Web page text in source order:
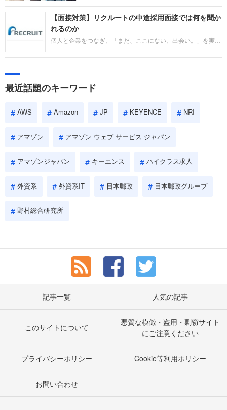
パーソンが利用する企業口コミサイト「キャリコ
ネ」の転職エージェントがお勧めするイチオシ企業
IBMです。採用面接対策の企業研究にご活用くださ
い。
【面接対策】リクルートの中途採用面接では何を聞か
れるのか
個人と企業をつなぎ、「まだ、ここにない、出会い。」を実現
やこれまでの成果を具体的に問われるほか、「人間性」も評価
しょう。
最近話題のキーワード
AWS Amazon JP KEYENCE NRI
アマゾン アマゾン ウェブ サービス ジャパン
アマゾンジャパン キーエンス ハイクラス求人
外資系 外資系IT 日本郵政 日本郵政グループ
野村総合研究所
記事一覧 人気の記事
このサイトについて
悪質な模倣・盗用・剽窃サイト
にご注意ください
プライバシーポリシー Cookie等利用ポリシー
お問い合わせ